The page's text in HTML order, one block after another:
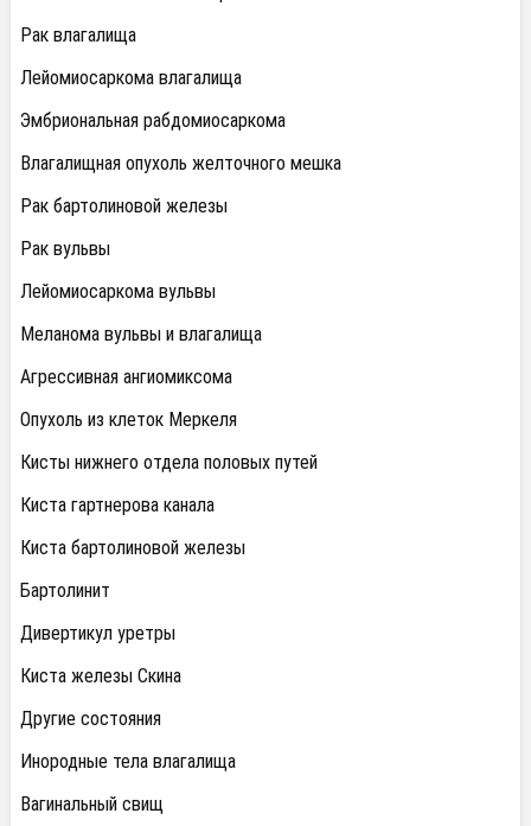
Рак влагалища
Лейомиосаркома влагалища
Эмбриональная рабдомиосаркома
Влагалищная опухоль желточного мешка
Рак бартолиновой железы
Рак вульвы
Лейомиосаркома вульвы
Меланома вульвы и влагалища
Агрессивная ангиомиксома
Опухоль из клеток Меркеля
Кисты нижнего отдела половых путей
Киста гартнерова канала
Киста бартолиновой железы
Бартолинит
Дивертикул уретры
Киста железы Скина
Другие состояния
Инородные тела влагалища
Вагинальный свищ